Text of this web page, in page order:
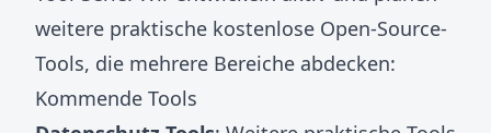
weitere praktische kostenlose Open-Source-
Tools, die mehrere Bereiche abdecken:
Kommende Tools